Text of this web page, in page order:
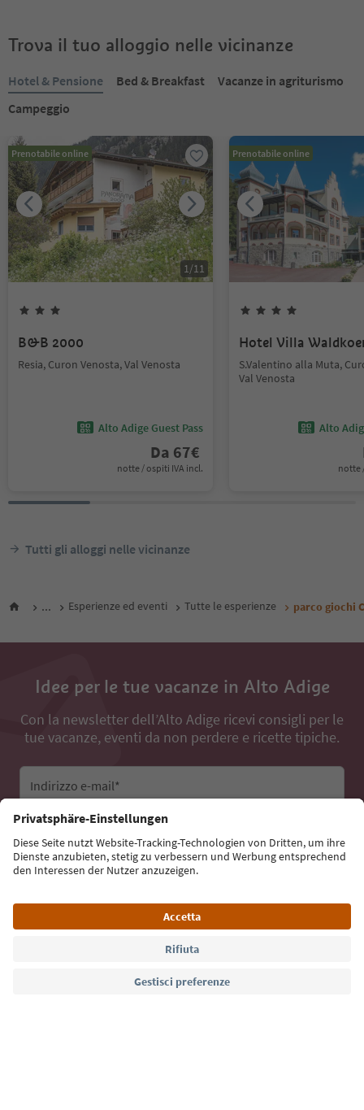
Trova il tuo alloggio nelle vicinanze
Hotel & Pensione Bed & Breakfast
Vacanze in agriturismo
Campeggio
Prenotabile online
1/11
B&B 2000
Resia, Curon Venosta, Val Venosta
Alto Adige Guest Pass
Da 67€
notte / ospiti IVA incl.
Prenotabile online
Hotel Villa
S.Valentino alla Muta,
Val Venosta
Alto
notte
Tutti gli alloggi nelle vicinanze
... Esperienze ed eventi Tutte le esperienze parco giochi
Idee per le tue vacanze in Alto Adige
Con la newsletter dell’Alto Adige ricevi consigli per le
tue vacanze, eventi da non perdere e ricette tipiche.
Indirizzo e-mail*
Iscriviti alla newsletter